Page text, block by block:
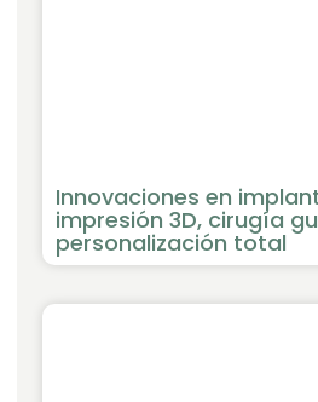
Innovaciones en
impresión 3D, cirugía
personalización total